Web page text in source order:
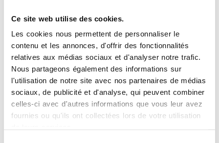
Ce site web utilise des cookies.
Les cookies nous permettent de personnaliser le
contenu et les annonces, d'offrir des fonctionnalités
relatives aux médias sociaux et d'analyser notre trafic.
Nous partageons également des informations sur
l'utilisation de notre site avec nos partenaires de médias
sociaux, de publicité et d'analyse, qui peuvent combiner
celles-ci avec d'autres informations que vous leur avez
fournies ou qu'ils ont collectées lors de votre utilisation
est utilisée pour l'étude du cerveau, du
cou, des articulations, du rachis, des
muscles, du sein, de l'abdomen, du
pelvis, du cour et des vaisseaux. L'IRM
permet de détecter certaines anomalies
qui ne sont pas visibles sur les
radiographies simples, sur l'échographie
et même sur un scanner.